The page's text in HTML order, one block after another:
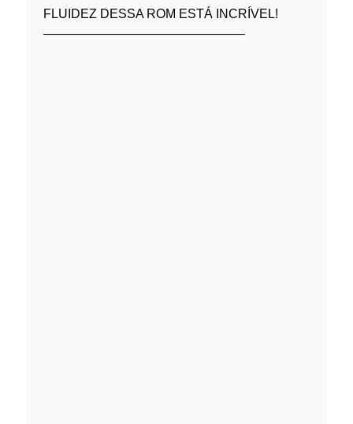
FLUIDEZ DESSA ROM ESTÁ INCRÍVEL!
————————————————